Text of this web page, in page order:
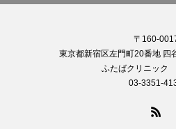
〒160-
東京都新宿区左門町20番地 四
ふたばクリニック
03-3351-